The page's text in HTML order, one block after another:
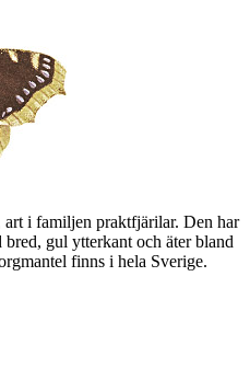
art i familjen praktfjärilar. Den har
gul ytterkant och äter bland
finns i hela Sverige.